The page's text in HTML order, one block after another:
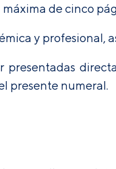
de cinco
y profesional,
presentadas
presente numeral.